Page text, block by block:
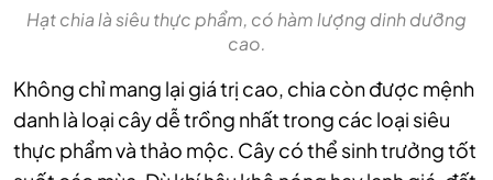
Hạt chia là siêu thực phẩm, có hàm lượng dinh dưỡng
cao.
Không chỉ mang lại giá trị cao, chia còn được mệnh
danh là loại cây dễ trồng nhất trong các loại siêu
thực phẩm và thảo mộc. Cây có thể sinh trưởng tốt